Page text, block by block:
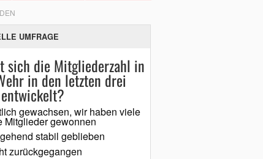
UMFRAGE
sich die Mitgliederzahl in
in den letzten drei
gewachsen, wir haben viele
Mitglieder gewonnen
stabil geblieben
zurückgegangen